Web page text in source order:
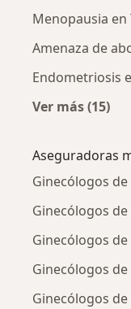
Menopausia en
Amenaza de
Endometriosis
Ver más (15)
Aseguradoras
Ginecólogos de
Ginecólogos
Ginecólogos
Ginecólogos
Ginecólogos de